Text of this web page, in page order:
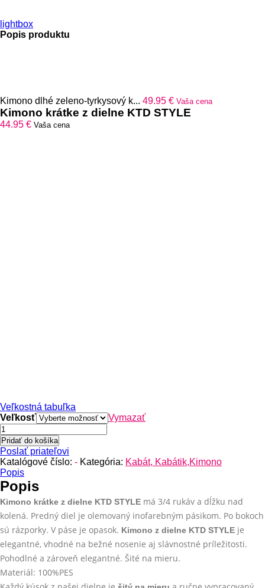
lightbox
Popis produktu
Kimono dlhé zeleno-tyrkysový k... 49.95 € Vaša cena
Kimono krátke z dielne KTD STYLE
44.95 € Vaša cena
Veľkostná tabuľka
Veľkosť
Vymazať
množstvo
Kimono
krátke
z dielne
KTD
STYLE
Pridať do košíka
Poslať priateľovi
Katalógové číslo: - Kategória: Kabát, Kabátik,Kimono
Popis
Popis
Kimono krátke z dielne KTD STYLE má 3/4 rukáv a dĺžku nad
kolená. Predný diel je olemovaný inofarebným pásikom. Po bokoch
sú rázporky. V páse je opasok. Kimono z dielne KTD STYLE je
elegantné, vhodné na bežné nosenie aj slávnostné príležitosti.
Pohodlné a zároveň elegantné. Šité na mieru.
Materiál: 100%PES